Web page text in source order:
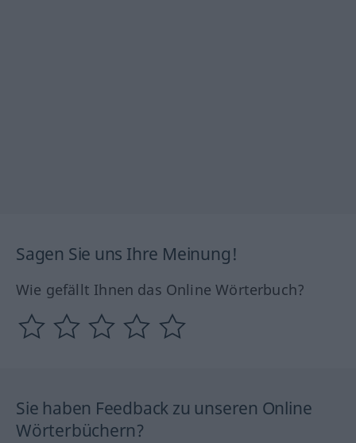
Sagen Sie uns Ihre Meinung!
Wie gefällt Ihnen das Online Wörterbuch?
Sie haben Feedback zu unseren Online
Wörterbüchern?